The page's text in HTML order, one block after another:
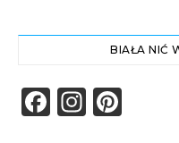
BIAŁA NIĆ
Facebook